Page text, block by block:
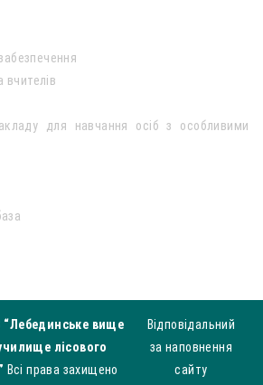
вчителів
для навчання осіб з особливими
вище
лісового
Всі права захищено
Відповідальний
за наповнення
сайту